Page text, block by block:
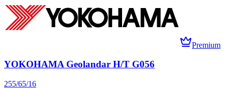
Premium
YOKOHAMA Geolandar H/T G056
255/65/16